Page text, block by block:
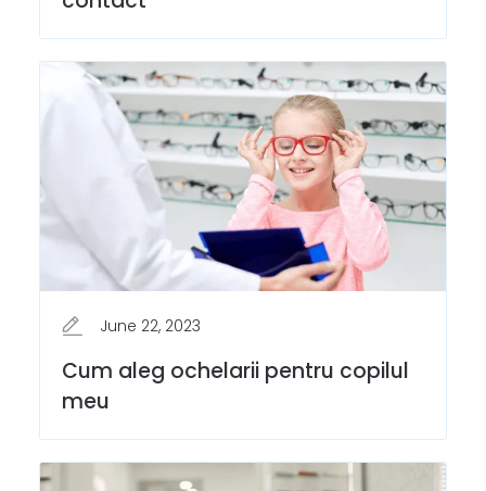
June 22, 2023
Cum aleg ochelarii pentru copilul
meu